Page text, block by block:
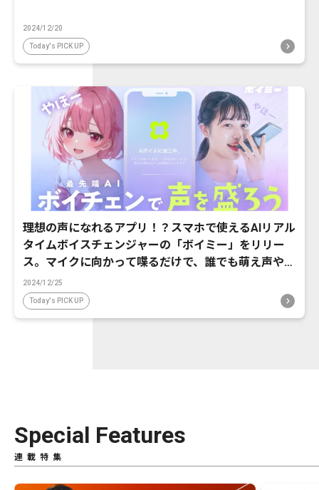
2024/12/20
Today's PICK UP
理想の声になれるアプリ！？スマホで使えるAIリアル
タイムボイスチェンジャーの「ボイミー」をリリー
ス。マイクに向かって喋るだけで、誰でも萌え声やイ
ケボ風に音声変換が可能に。
2024/12/25
Today's PICK UP
Special Features
連載特集